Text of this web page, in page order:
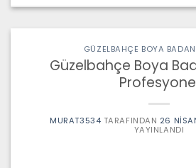
GÜZELBAHÇE BOYA
Güzelbahçe Boya
MURAT3534 TARAFINDAN 26
YAYINLANDI